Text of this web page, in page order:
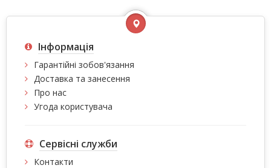
Інформація
Гарантійні зобов'язання
Доставка та занесення
Про нас
Угода користувача
Сервісні служби
Контакти